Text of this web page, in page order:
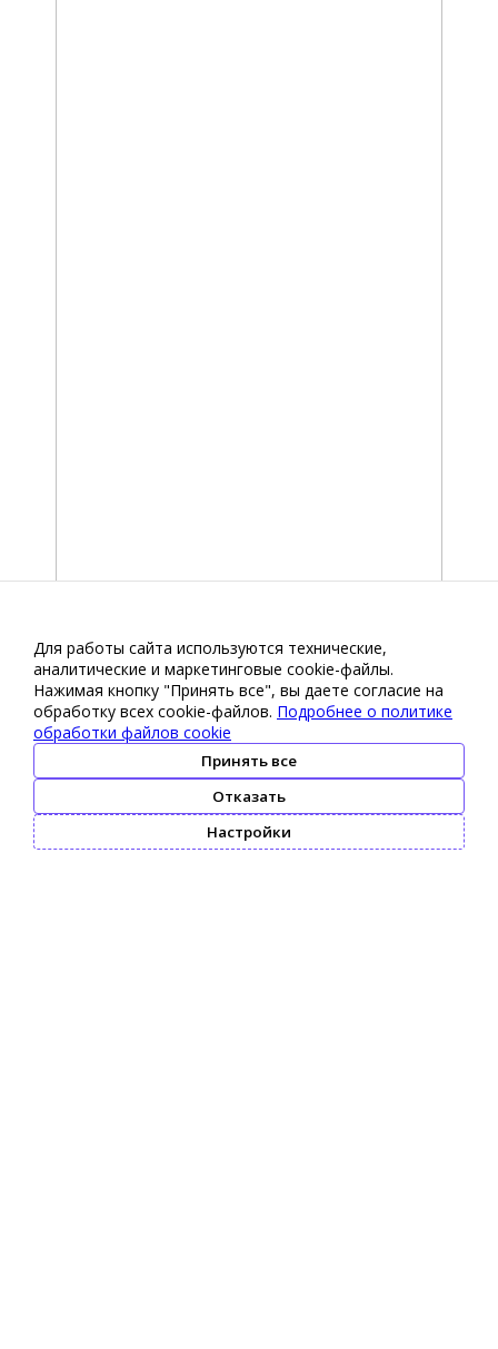
Для работы сайта используются технические,
аналитические и маркетинговые сооkіе-файлы.
Нажимая кнопку "Принять все", вы даете согласие на
обработку всех cookie-файлов. Подробнее о политике
обработки файлов cookie
Принять все
Отказать
Настройки